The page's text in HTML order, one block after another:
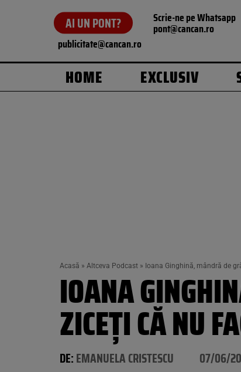
AI UN PONT? Scrie-ne pe Whatsapp
pont@cancan.ro
publicitate@cancan.ro
HOME EXCLUSIV
Acasă » Altceva Podcast » Ioana Ginghină, mândră de
IOANA
ZICEȚI CĂ NU
DE:EMANUELA CRISTESCU 07/06/